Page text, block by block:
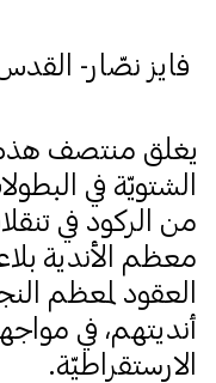
فايز نصّار-
يغلق منتصف هذه
الشتويّة في
من الركود في
معظم الأندية
العقود لمعظم
أنديتهم، في
الارستقراطيّة.